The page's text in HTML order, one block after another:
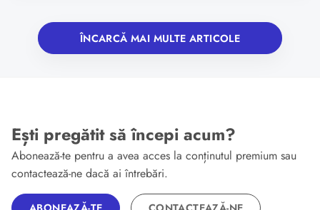
ÎNCARCĂ MAI MULTE ARTICOLE
Ești pregătit să începi acum?
Abonează-te pentru a avea acces la conținutul premium sau
contactează-ne dacă ai întrebări.